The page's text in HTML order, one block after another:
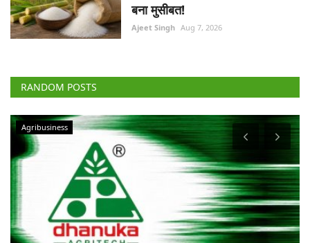
बना मुसीबत!
Ajeet Singh Aug 7, 2026
RANDOM POSTS
Agribusiness